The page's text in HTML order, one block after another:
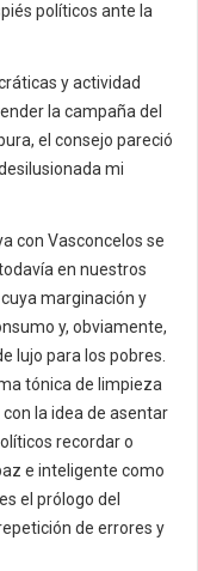
políticos ante la
y actividad
la campaña del
el consejo pareció
mi
con Vasconcelos se
en nuestros
marginación y
y, obviamente,
lujo para los pobres.
tónica de limpieza
la idea de asentar
recordar o
e inteligente como
el prólogo del
de errores y